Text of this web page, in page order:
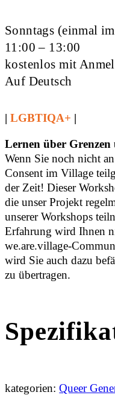
Sonntags (einmal
11:00 – 13:00
kostenlos mit
Auf Deutsch
|LGBTIQA+ |
Lernen über
Wenn Sie noch nicht
Consent im Village
der Zeit! Dieser
die unser Projekt
unserer Workshops
Erfahrung wird Ihnen
we.are.village-
wird Sie auch dazu
zu übertragen.
kategorien: Queer